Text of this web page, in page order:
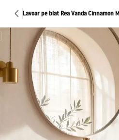
Lavoar pe blat Rea Vanda Cinnamon